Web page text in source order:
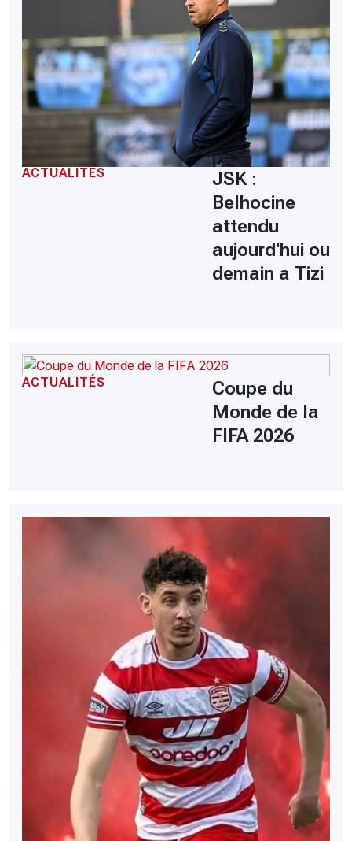
ACTUALITÉS
JSK :
Belhocine
attendu
aujourd'hui ou
demain a Tizi
ACTUALITÉS
Coupe du
Monde de la
FIFA 2026